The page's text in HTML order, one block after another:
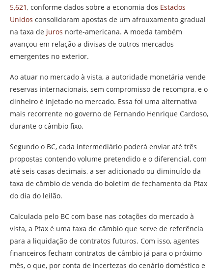
5,621, conforme dados sobre a economia dos Estados
Unidos consolidaram apostas de um afrouxamento gradual
na taxa de juros norte-americana. A moeda também
avançou em relação a divisas de outros mercados
emergentes no exterior.
Ao atuar no mercado à vista, a autoridade monetária vende
reservas internacionais, sem compromisso de recompra, e o
dinheiro é injetado no mercado. Essa foi uma alternativa
mais recorrente no governo de Fernando Henrique Cardoso,
durante o câmbio fixo.
Segundo o BC, cada intermediário poderá enviar até três
propostas contendo volume pretendido e o diferencial, com
até seis casas decimais, a ser adicionado ou diminuído da
taxa de câmbio de venda do boletim de fechamento da Ptax
do dia do leilão.
Calculada pelo BC com base nas cotações do mercado à
vista, a Ptax é uma taxa de câmbio que serve de referência
para a liquidação de contratos futuros. Com isso, agentes
financeiros fecham contratos de câmbio já para o próximo
mês, o que, por conta de incertezas do cenário doméstico e